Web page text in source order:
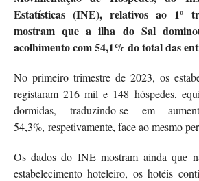
Estatísticas (INE), relativos ao 1º
mostram que a ilha do Sal
acolhimento com 54,1% do total das
No primeiro trimestre de 2023, os
registaram 216 mil e 148 hóspedes,
dormidas, traduzindo-se em
54,3%, respetivamente, face ao mesmo
Os dados do INE mostram ainda que
estabelecimento hoteleiro, os hotéis